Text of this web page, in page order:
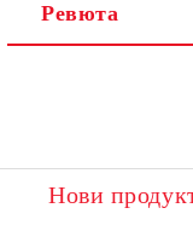
Ревюта
Нови